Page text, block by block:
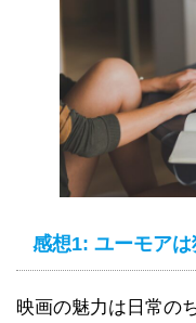
感想1: ユーモア
映画の魅力は日常の